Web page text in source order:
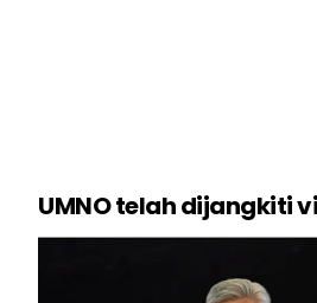
UMNO telah dijangkiti